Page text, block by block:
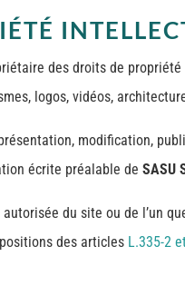
des droits de
logos, vidéos,
modification,
écrite préalable de SASU
du site ou de l’un
des articles L.335-2